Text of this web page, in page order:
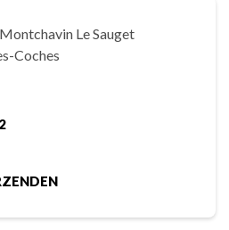
Le Sauget
Coches